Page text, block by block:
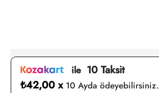
ile10 Taksit
₺42,00 x 10 Ayda ödeyebilirsiniz.